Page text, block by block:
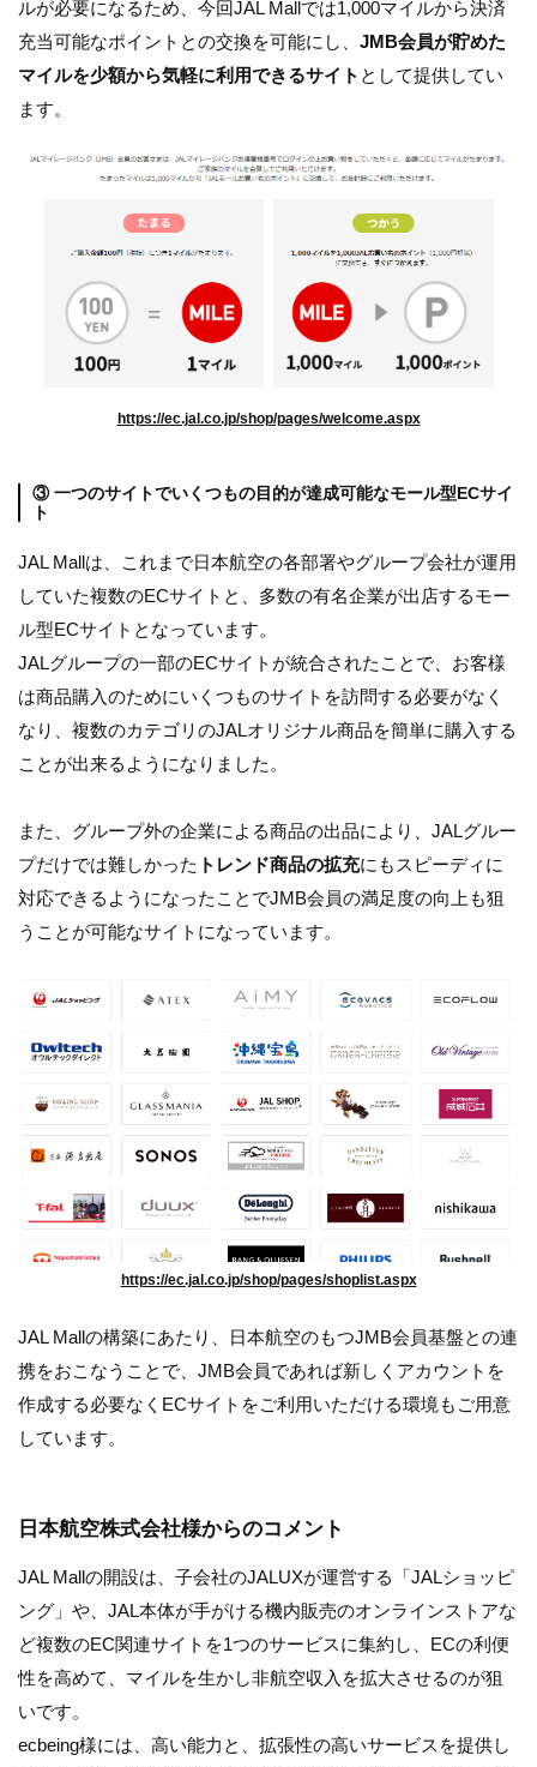
ルが必要になるため、今回JAL Mallでは1,000マイルから決済
充当可能なポイントとの交換を可能にし、 JMB会員が貯めた
マイルを少額から気軽に利用できるサイト として提供してい
ます。
https://ec.jal.co.jp/shop/pages/welcome.aspx
③ 一つのサイトでいくつもの目的が達成可能なモール型ECサイ
ト
JAL Mallは、これまで日本航空の各部署やグループ会社が運用
していた複数のECサイトと、多数の有名企業が出店するモー
ル型ECサイトとなっています。
JALグループの一部のECサイトが統合されたことで、お客様
は商品購入のためにいくつものサイトを訪問する必要がなく
なり、複数のカテゴリのJALオリジナル商品を簡単に購入する
ことが出来るようになりました。
また、グループ外の企業による商品の出品により、JALグルー
プだけでは難しかった トレンド商品の拡充にもスピーディに
対応できるようになったことでJMB会員の満足度の向上も狙
うことが可能なサイトになっています。
https://ec.jal.co.jp/shop/pages/shoplist.aspx
JAL Mallの構築にあたり、日本航空のもつJMB会員基盤との連
携をおこなうことで、JMB会員であれば新しくアカウントを
作成する必要なくECサイトをご利用いただける環境もご用意
しています。
日本航空株式会社様からのコメント
JAL Mallの開設は、子会社のJALUXが運営する「JALショッピ
ング」や、JAL本体が手がける機内販売のオンラインストアな
ど複数のEC関連サイトを1つのサービスに集約し、ECの利便
性を高めて、マイルを生かし非航空収入を拡大させるのが狙
いです。
ecbeing様には、高い能力と、拡張性の高いサービスを提供し